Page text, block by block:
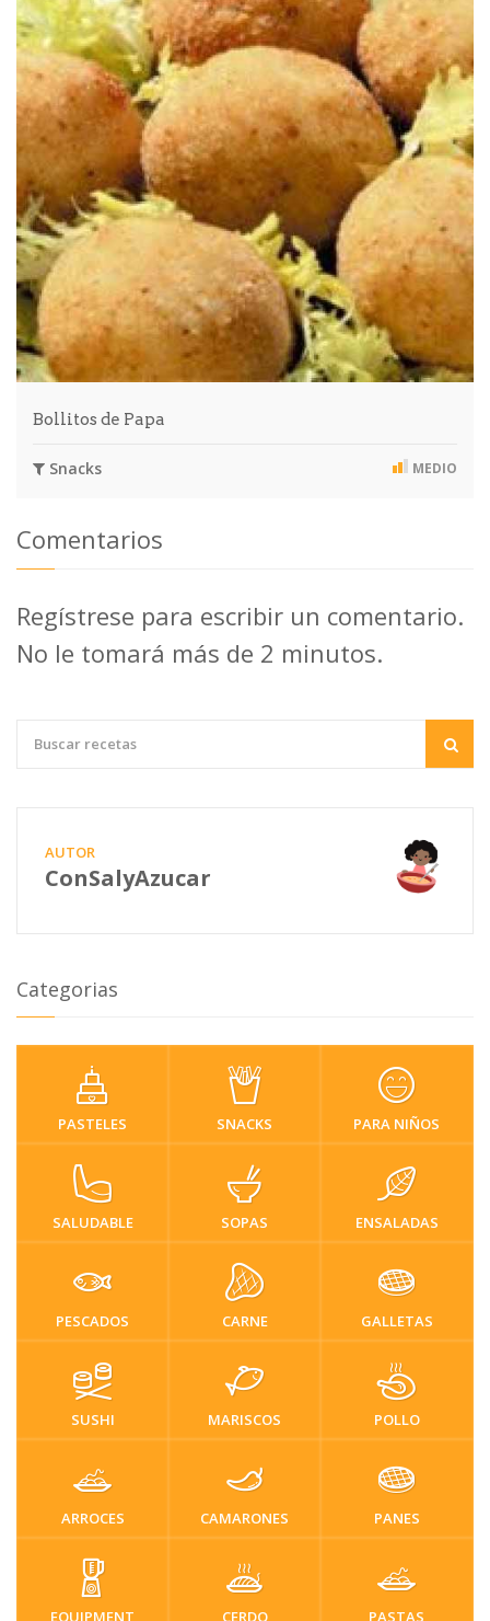
Bollitos de Papa
Snacks MEDIO
Comentarios
Regístrese para escribir un comentario.
No le tomará más de 2 minutos.
AUTOR
ConSalyAzucar
Categorias
PASTELES SNACKS PARA NIÑOS
SALUDABLE SOPAS ENSALADAS
PESCADOS CARNE GALLETAS
SUSHI MARISCOS POLLO
ARROCES CAMARONES PANES
EQUIPMENT CERDO PASTAS